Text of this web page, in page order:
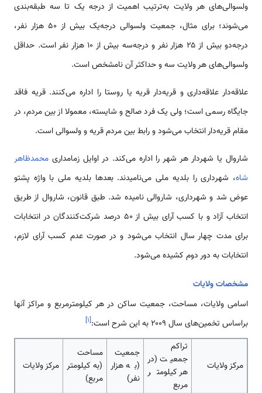
ولسوالی‌های هر ولایت به‌ترتیب اهمیت از درجه یک تا سه طبقه‌بندی
می‌شوند؛ برای مثال، جمعیت ولسوالی درجه‌یک بیش از ۵۰ هزار نفر،
درجه‌دو بیش از ۲۵ هزار نفر و درجه‌سه بیش از ۱۰ هزار نفر است. حداقل
ولسوالی‌های هر ولایت سه و حداکثر آن نامشخص است.
علاقه‌دار علاقه‌داری و قریه‌دار قریه یا روستا را اداره می‌کنند. قریه فاقد
جایگاه رسمی است؛ ولی یک فرد صالح و شایسته، معمولا از بین مردم، در
مقام قریه‌دار انتخاب می‌شود و رابط بین مردم قریه و ولسوالی است.
شاروال یا شهردار هر شهر را اداره می‌کند. در اوایل زمامداری محمدظاهر
شاه، شهرداری را بلدیه ملی می‌نامیدند. بعدها بلدیه ملی با واژه پشتو
عوض شد و شهرداری، شاروالی نامیده شد. طبق قانون، شاروال از طریق
انتخاب آزاد و با کسب آرای بیش از ۵۰ درصد شرکت‌کنندگان در انتخابات
برای مدت چهار سال انتخاب می‌شود و در صورت عدم کسب آرای لازم،
انتخابات به دور دوم کشیده می‌شود.
مشخصات ولایات
اسامی ولایات، مساحت، جمعیت ساکن در هر کیلومترمربع و مراکز آنها
براساس تخمین‌های سال ۲۰۰۹ به این شرح است:
[۱]
مرکز ولایات
تراکم
جمعیت (در
هر کیلومتر
مربع
جمعیت
(به هزار
نفر)
مساحت
(به کیلومتر
مربع)
مرکز ولایات